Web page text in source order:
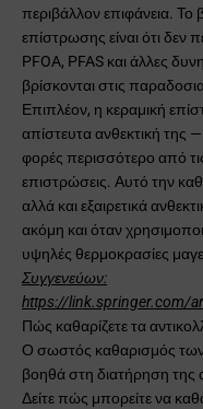
περιβάλλον επιφάνεια.
επίστρωσης είναι ότι δεν
PFOA, PFAS και άλλες
βρίσκονται στις
Επιπλέον, η κεραμική
απίστευτα ανθεκτική της —
φορές περισσότερο από
επιστρώσεις. Αυτό την
αλλά και εξαιρετικά
ακόμη και όταν
υψηλές θερμοκρασίες
Συγγενεύων:
https://link.springer.com/
Πώς καθαρίζετε τα
Ο σωστός καθαρισμός των
βοηθά στη διατήρηση της
Δείτε πώς μπορείτε να